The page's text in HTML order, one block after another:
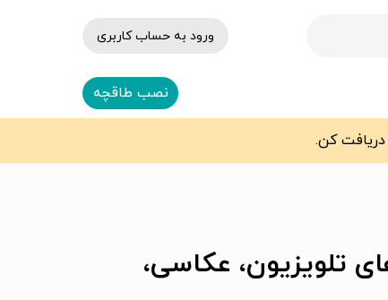
ورود به حساب کاربری
نصب طاقچه
تلویزیون، عکاسی،